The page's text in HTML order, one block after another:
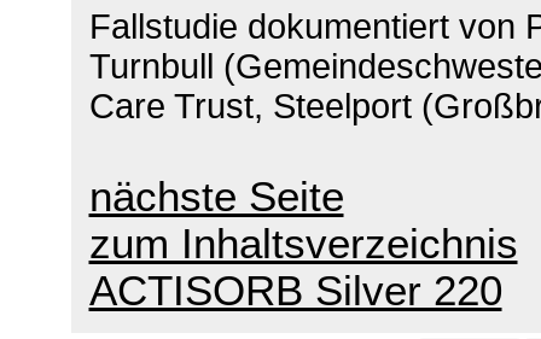
Fallstudie dokumentiert von
Turnbull
Care Trust, Steelport
nächste Seite
zum Inhaltsverzeichnis
ACTISORB Silver 220